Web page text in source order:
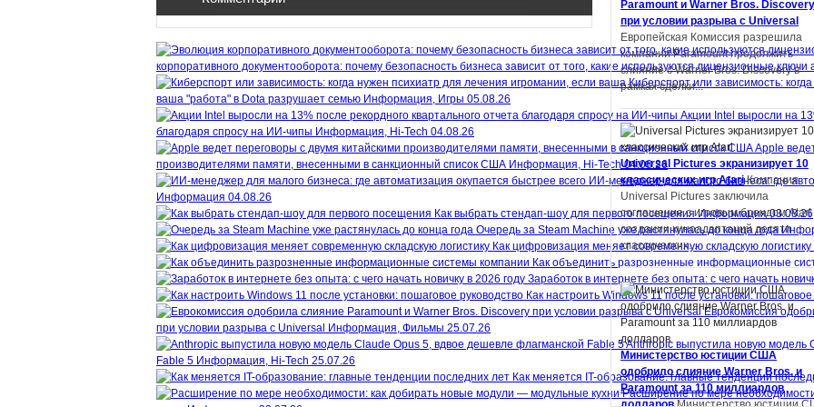
университета Шэнь Ян получил
престижную награду на литературном
конкурсе в Китае. Но оказалось,...
Автор фанфиков по «Властелину
колец» подал в суд на Amazon и
теперь должен выплатить
$134 тысячДеметрий Полихрон,
обвинивший Amazon и Tolkien Estate
том, что компании украли идеи из его
фанфика по «Властелину...
Apple экранизирует серию научно-
фантастических книг «Дневники
Киллербота»Apple работает над
экранизацией отмеченных премией
Paramount и Warner Bros. Discovery
при условии разрыва с Universal
Европейская Комиссия разрешила
компании Paramount продолжить
слияние с Warner Bros. Discovery в
рамках сделки...
Universal Pictures экранизирует 10
классических игр AtariКомпания
Universal Pictures заключила
соглашение с игровым брендом Atari
создании киноадаптаций десяти
классических...
Министерство юстиции США
одобрило слияние Warner Bros. и
Paramount за 110 миллиардов
долларовМинистерство юстиции
корпоративного документооборота: почему безопасность бизнеса зависит от того, какие используются лицензионные ключи
Киберспорт или зависимость:
ваша "работа" в Dota разрушает семью Информация, Игры 05.08.26
Акции Intel выросли на
благодаря спросу на ИИ-чипы Информация, Hi-Tech 04.08.26
Apple
производителями памяти, внесенными в санкционный список США Информация, Hi-Tech 04.08.26
ИИ-менеджер для малого бизнеса: где
Информация 04.08.26
Как выбрать стендап-шоу для первого посещения Информация 03.08.26
Очередь за Steam Machine уже растянулась до конца года
Как цифровизация меняет современную складскую логистику
Как объединить разрозненные информационные
Заработок в интернете без опыта: с чего начать
Как настроить Windows 11 после установки: пошаговое
Еврокомиссия
при условии разрыва с Universal Информация, Фильмы 25.07.26
Anthropic выпустила новую модель
Fable 5 Информация, Hi-Tech 25.07.26
Как меняется IT-образование: главные тенденции
Расширение по мере